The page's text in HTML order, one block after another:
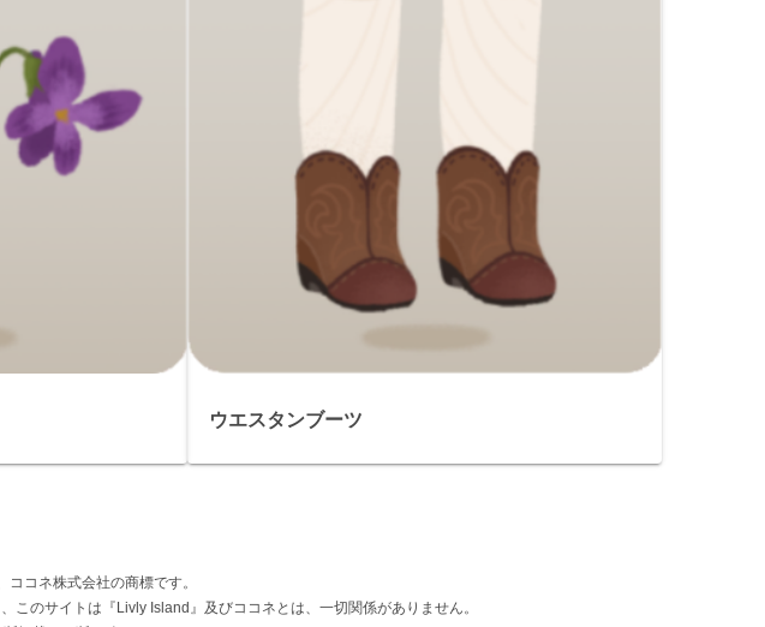
ウエスタンブーツ
コネ株式会社の商標です。
このサイトは『Livly Island』及びココネとは、一切関係がありません。